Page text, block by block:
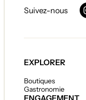
Suivez-nous
EXPLORER
Boutiques
Gastronomie
ENGAGEMENT